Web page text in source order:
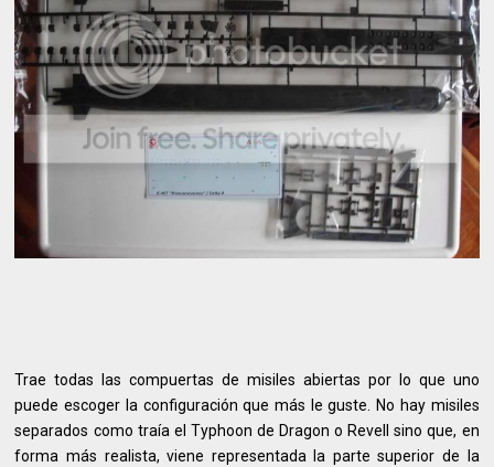
Trae todas las compuertas de misiles abiertas por lo que uno
puede escoger la configuración que más le guste. No hay misiles
separados como traía el Typhoon de Dragon o Revell sino que, en
forma más realista, viene representada la parte superior de la